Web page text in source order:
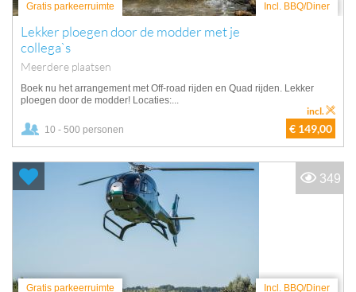
Gratis parkeerruimte Incl. BBQ/Diner
Lekker ploegen door de modder met je
collega`s
Meerdere plaatsen
Boek nu het arrangement met Off-road rijden en Quad rijden. Lekker
ploegen door de modder! Locaties:...
10 - 500 personen € 149,00
incl.
Gratis parkeerruimte Incl. BBQ/Diner
349